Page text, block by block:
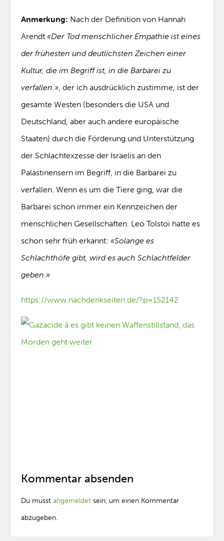
Anmerkung: Nach der Definition von Hannah
Arendt«Der Tod menschlicher Empathie ist eines
der frühesten und deutlichsten Zeichen einer
Kultur, die im Begriff ist, in die Barbarei zu
verfallen.», der ich ausdrücklich zustimme, ist der
gesamte Westen (besonders die USA und
Deutschland, aber auch andere europäische
Staaten) durch die Förderung und Unterstützung
der Schlachtexzesse der Israelis an den
Palästinensern im Begriff, in die Barbarei zu
verfallen. Wenn es um die Tiere ging, war die
Barbarei schon immer ein Kennzeichen der
menschlichen Gesellschaften. Leo Tolstoi hatte es
schon sehr früh erkannt:«Solange es
Schlachthöfe gibt, wird es auch Schlachtfelder
geben.»
https://www.nachdenkseiten.de/?p=152142
Kommentar absenden
Du musstangemeldet sein, um einen Kommentar
abzugeben.